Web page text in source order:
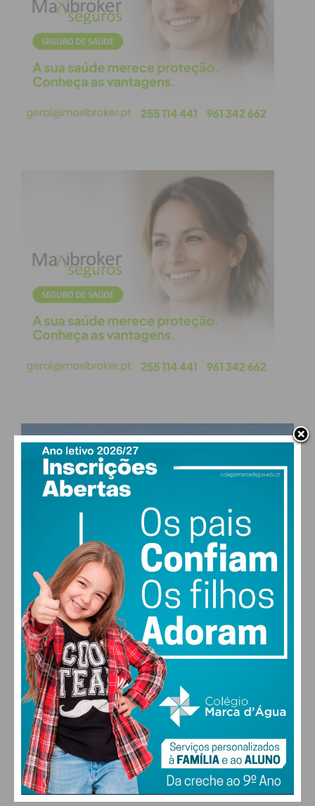
PAÇOS DE FERREIRA
21°
scattered clouds
MAX 21 • MIN 21
21°
SÁB
26
DOM
28
SEG
30 °
TER
FARMACIAS DE SERVIÇO EM PAÇOS DE
FERREIRA